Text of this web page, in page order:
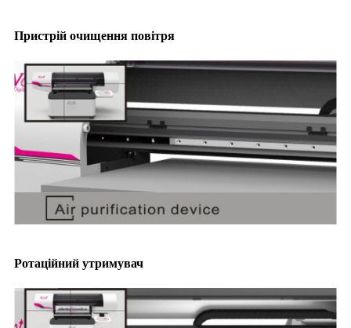
Пристрій очищення повітря
Ротаційний утримувач